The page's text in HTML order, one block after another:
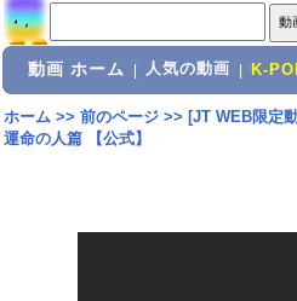
動画 ホーム 人気の動画 K-
ホーム>> 前のページ>> [JT WEB限定
運命の人篇 【公式】